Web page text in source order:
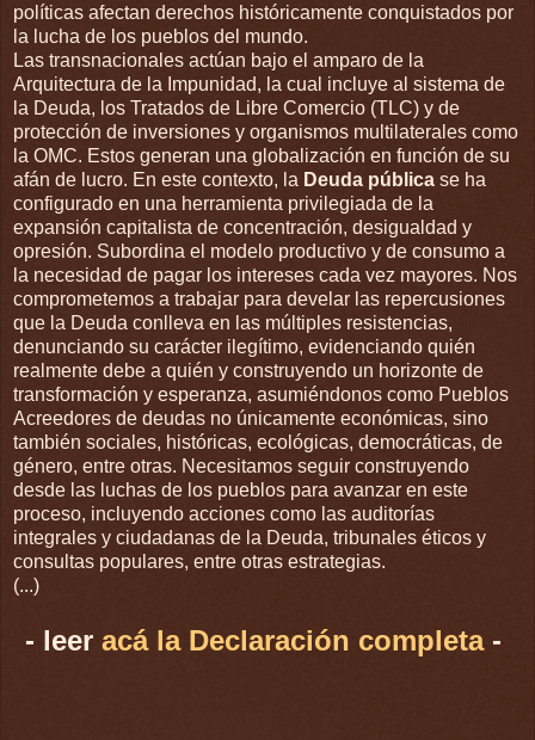
políticas afectan derechos históricamente conquistados por
la lucha de los pueblos del mundo.
Las transnacionales actúan bajo el amparo de la
Arquitectura de la Impunidad, la cual incluye al sistema de
la Deuda, los Tratados de Libre Comercio (TLC) y de
protección de inversiones y organismos multilaterales como
la OMC. Estos generan una globalización en función de su
afán de lucro. En este contexto, la Deuda pública se ha
configurado en una herramienta privilegiada de la
expansión capitalista de concentración, desigualdad y
opresión. Subordina el modelo productivo y de consumo a
la necesidad de pagar los intereses cada vez mayores. Nos
comprometemos a trabajar para develar las repercusiones
que la Deuda conlleva en las múltiples resistencias,
denunciando su carácter ilegítimo, evidenciando quién
realmente debe a quién y construyendo un horizonte de
transformación y esperanza, asumiéndonos como Pueblos
Acreedores de deudas no únicamente económicas, sino
también sociales, históricas, ecológicas, democráticas, de
género, entre otras. Necesitamos seguir construyendo
desde las luchas de los pueblos para avanzar en este
proceso, incluyendo acciones como las auditorías
integrales y ciudadanas de la Deuda, tribunales éticos y
consultas populares, entre otras estrategias.
(...)
- leer acá la Declaración completa-